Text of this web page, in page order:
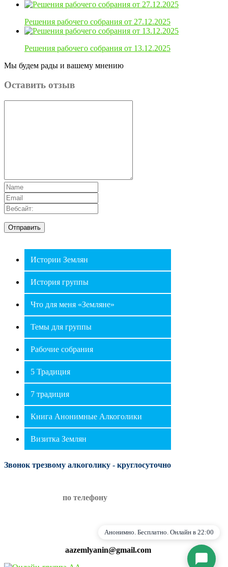
Решения рабочего собрания от 27.12.2025
Решения рабочего собрания от 13.12.2025
Мы будем рады и вашему мнению
Оставить отзыв
Истории Землян
История группы
Что для меня «Земляне»
Темы для группы
Рабочие собрания
5 Традиция
7 традиция
Книга Анонимные Алкоголики
Визитка Землян
Звонок трезвому алкоголику - круглосуточно
по телефону
aazemlyanin@gmail.com
Я согласен на обработку персональных данных
в соответствии с
Анонимно. Бесплатно. Онлайн в 22:00